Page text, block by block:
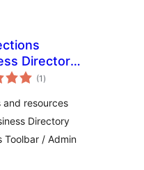
Directory
(1 toplam
puan
)
and resources
Directory
Toolbar / Admin